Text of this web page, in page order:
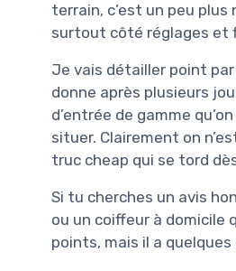
terrain, c’est un peu
surtout côté réglages et
Je vais détailler point
donne après plusieurs
d’entrée de gamme
situer. Clairement on
truc cheap qui se tord
Si tu cherches un avis
ou un coiffeur à domicile
points, mais il a